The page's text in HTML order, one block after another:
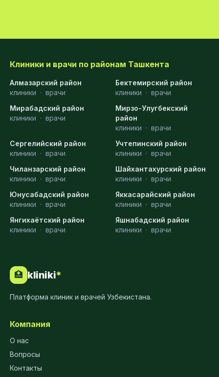
Клиники и врачи по районам Ташкента
Алмазарский район
клиники · врачи
Бектемирский район
клиники · врачи
Мирабадский район
клиники · врачи
Мирзо-Улугбекский
район
клиники · врачи
Сергелийский район
клиники · врачи
Учтепинский район
клиники · врачи
Чиланзарский район
клиники · врачи
Шайхантахурский район
клиники · врачи
Юнусабадский район
клиники · врачи
Яккасарайский район
клиники · врачи
Янгихаётский район
клиники · врачи
Яшнабадский район
клиники · врачи
🏥 kliniki*
Платформа клиник и врачей Узбекистана.
Компания
О нас
Вопросы
Контакты